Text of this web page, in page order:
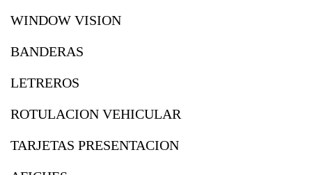
WINDOW VISION
BANDERAS
LETREROS
ROTULACION VEHICULAR
TARJETAS PRESENTACION